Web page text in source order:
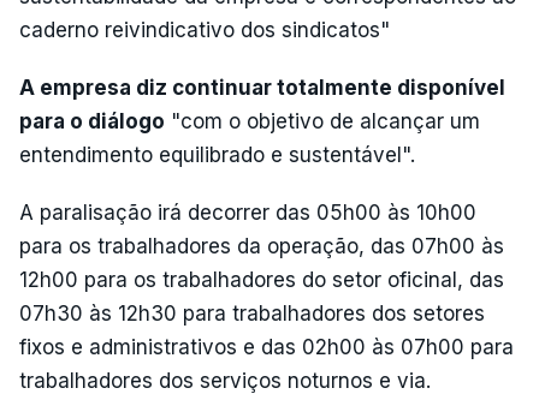
caderno reivindicativo dos sindicatos"
A empresa diz continuar totalmente disponível
para o diálogo "com o objetivo de alcançar um
entendimento equilibrado e sustentável".
A paralisação irá decorrer das 05h00 às 10h00
para os trabalhadores da operação, das 07h00 às
12h00 para os trabalhadores do setor oficinal, das
07h30 às 12h30 para trabalhadores dos setores
fixos e administrativos e das 02h00 às 07h00 para
trabalhadores dos serviços noturnos e via.